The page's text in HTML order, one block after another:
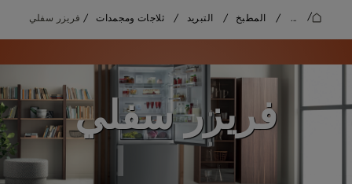
/
...
/ المطبخ / التبريد / ثلاجات ومجمدات / فريزر سفلي
فريزر سفلي